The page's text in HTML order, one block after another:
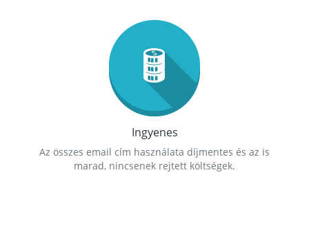
Ingyenes
Az összes email cím használata díjmentes és az is
marad, nincsenek rejtett költségek.